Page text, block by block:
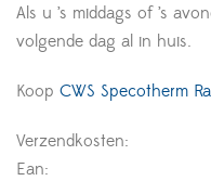
Als u ’s middags of ’s
volgende dag al in huis.
Koop CWS Specotherm
Verzendkosten:
Ean: